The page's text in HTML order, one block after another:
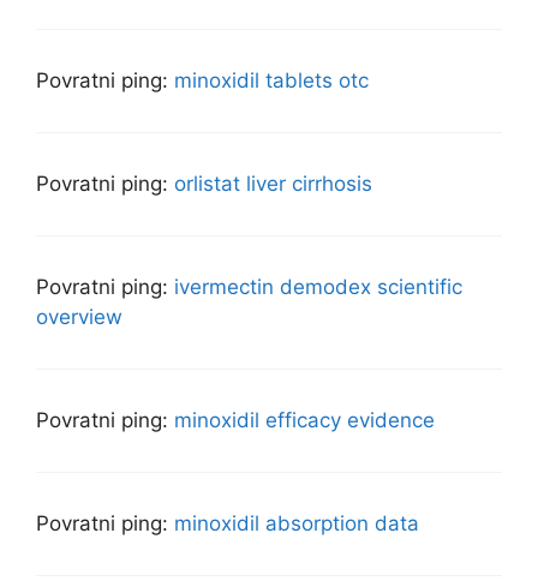
Povratni ping: minoxidil tablets otc
Povratni ping: orlistat liver cirrhosis
Povratni ping: ivermectin demodex scientific
overview
Povratni ping: minoxidil efficacy evidence
Povratni ping: minoxidil absorption data